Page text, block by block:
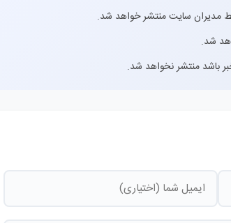
مدیران سایت منتشر خواهد شد.
شد.
باشد منتشر نخواهد شد.